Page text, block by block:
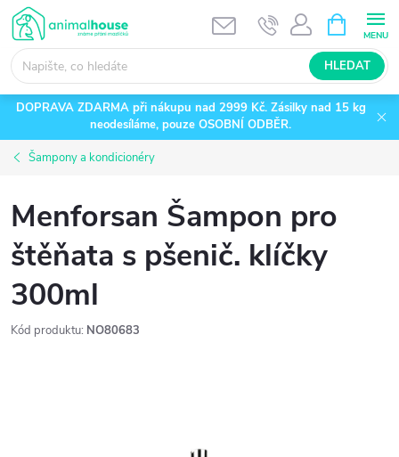
Přejít
na
obsah
HLEDAT
NÁKUPNÍ
KOŠÍK
DOPRAVA ZDARMA při nákupu nad 2999 Kč. Zásilky nad 15 kg
neodesíláme, pouze OSOBNÍ ODBĚR.
Šampony a kondicionéry
Menforsan Šampon pro
štěňata s pšenič. klíčky
300ml
Kód produktu: NO80683